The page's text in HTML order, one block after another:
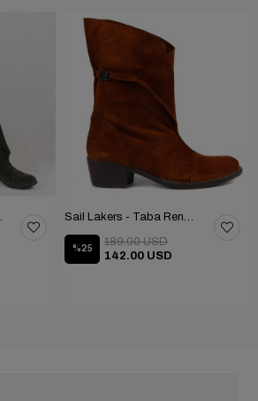
%25
142.00 USD
189.00 USD